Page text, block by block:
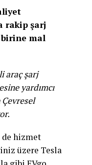
rakip şarj
birine mal
araç şarj
yardımcı
de hizmet
üzere Tesla